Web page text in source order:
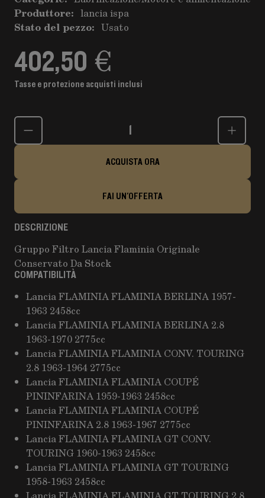
Produttore: lancia ispa
Stato del pezzo: Usato
402,50 €
Tasse e protezione acquisti inclusi
Quantità
ACQUISTA ORA
FAI UN'OFFERTA
DESCRIZIONE
Gruppo Filtro Lancia Flaminia Originale
Conservato Da Stock
COMPATIBILITÀ
Lancia FLAMINIA FLAMINIA BERLINA 1957-
1963 2458cc
Lancia FLAMINIA FLAMINIA BERLINA 2.8
1963-1970 2775cc
Lancia FLAMINIA FLAMINIA CONV. TOURING
2.8 1963-1964 2775cc
Lancia FLAMINIA FLAMINIA COUPÉ
PININFARINA 1959-1963 2458cc
Lancia FLAMINIA FLAMINIA COUPÉ
PININFARINA 2.8 1963-1967 2775cc
Lancia FLAMINIA FLAMINIA GT CONV.
TOURING 1960-1963 2458cc
Lancia FLAMINIA FLAMINIA GT TOURING
1958-1963 2458cc